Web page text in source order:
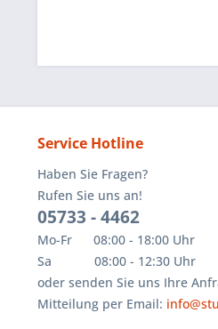
Service Hotline
Haben Sie Fragen?
Rufen Sie uns an!
05733 - 4462
Mo-Fr 08:00 - 18:00 Uhr
Sa 08:00 - 12:30 Uhr
oder senden Sie uns Ihre
Mitteilung per Email: